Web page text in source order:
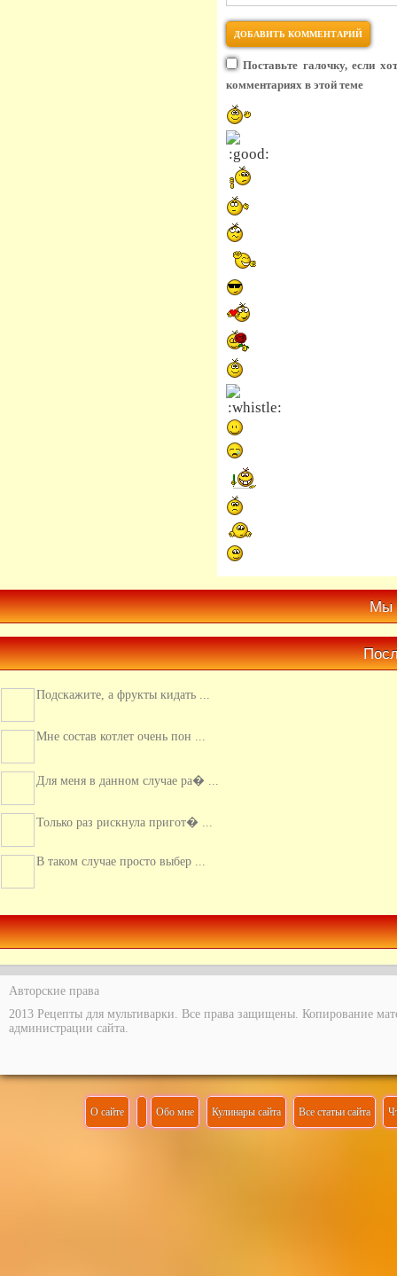
Поставьте галочку, если
комментариях в этой теме
Мы
Подскажите, а фрукты кидать ...
Мне состав котлет очень пон ...
Только раз рискнула пригот� ...
В таком случае просто выбер ...
Авторские права
2013 Рецепты для мультиварки. Все права защищены. Копирование
администрации сайта.
О сайте Обо мне Кулинары сайта Все статьи сайта